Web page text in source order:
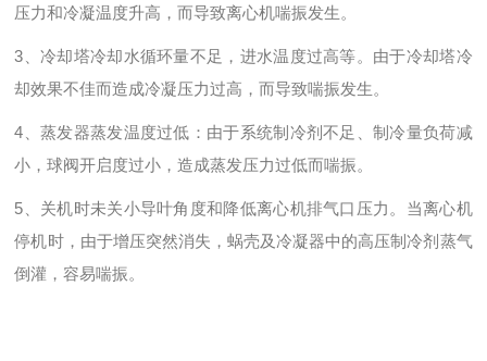
压力和冷凝温度升高，而导致离心机喘振发生。
3、冷却塔冷却水循环量不足，进水温度过高等。由于冷却塔冷
却效果不佳而造成冷凝压力过高，而导致喘振发生。
4、蒸发器蒸发温度过低：由于系统制冷剂不足、制冷量负荷减
小，球阀开启度过小，造成蒸发压力过低而喘振。
5、关机时未关小导叶角度和降低离心机排气口压力。当离心机
停机时，由于增压突然消失，蜗壳及冷凝器中的高压制冷剂蒸气
倒灌，容易喘振。